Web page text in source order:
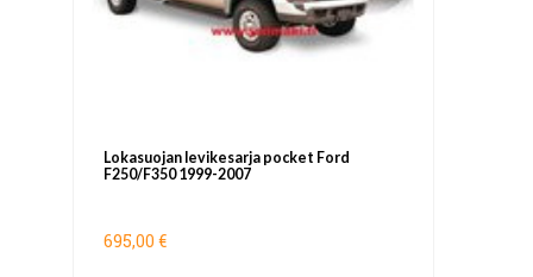
Lokasuojan levikesarja pocket Ford
F250/F350 1999-2007
695,00 €